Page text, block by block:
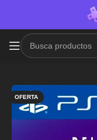
OFERTA